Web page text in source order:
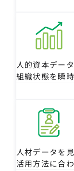
人的資本デー
組織状態を瞬
人材データを
活用方法に合